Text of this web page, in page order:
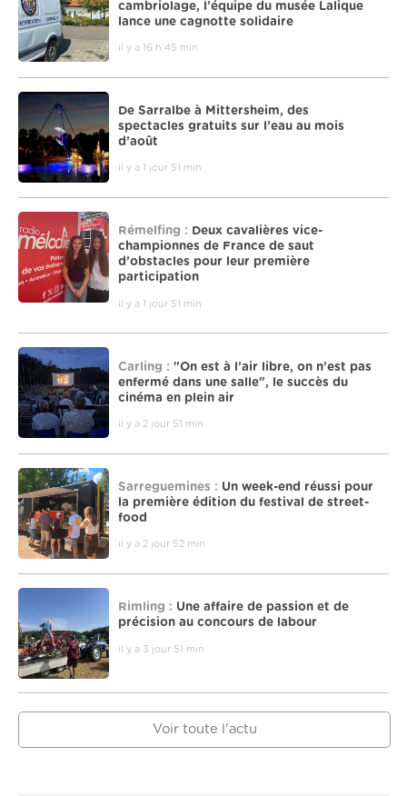
cambriolage, l’équipe du musée Lalique
lance une cagnotte solidaire
il y a 16 h 45 min
De Sarralbe à Mittersheim, des
spectacles gratuits sur l’eau au mois
d’août
il y a 1 jour 51 min
Rémelfing : Deux cavalières vice-
championnes de France de saut
d’obstacles pour leur première
participation
il y a 1 jour 51 min
Carling : "On est à l’air libre, on n’est pas
enfermé dans une salle", le succès du
cinéma en plein air
il y a 2 jour 51 min
Sarreguemines : Un week-end réussi pour
la première édition du festival de street-
food
il y a 2 jour 52 min
Rimling : Une affaire de passion et de
précision au concours de labour
il y a 3 jour 51 min
Voir toute l'actu